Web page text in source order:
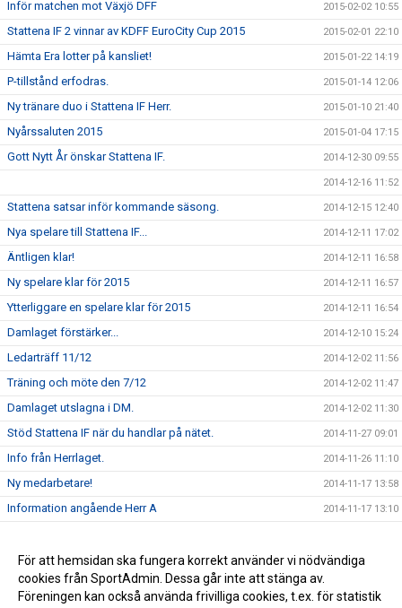
Inför matchen mot Växjö DFF 2015-02-02 10:55
Stattena IF 2 vinnar av KDFF EuroCity Cup 2015 2015-02-01 22:10
Hämta Era lotter på kansliet! 2015-01-22 14:19
P-tillstånd erfodras. 2015-01-14 12:06
Ny tränare duo i Stattena IF Herr. 2015-01-10 21:40
Nyårssaluten 2015 2015-01-04 17:15
Gott Nytt År önskar Stattena IF. 2014-12-30 09:55
2014-12-16 11:52
Stattena satsar inför kommande säsong. 2014-12-15 12:40
Nya spelare till Stattena IF... 2014-12-11 17:02
Äntligen klar! 2014-12-11 16:58
Ny spelare klar för 2015 2014-12-11 16:57
Ytterliggare en spelare klar för 2015 2014-12-11 16:54
Damlaget förstärker... 2014-12-10 15:24
Ledarträff 11/12 2014-12-02 11:56
Träning och möte den 7/12 2014-12-02 11:47
Damlaget utslagna i DM. 2014-12-02 11:30
Stöd Stattena IF när du handlar på nätet. 2014-11-27 09:01
Info från Herrlaget. 2014-11-26 11:10
Ny medarbetare! 2014-11-17 13:58
Information angående Herr A 2014-11-17 13:10
Stöd Stattena IF:s ungdomar genom Svenska Spel 2014-02-03 08:30
Stattena IF på väg mot toppen 2014-01-01 08:54
För att hemsidan ska fungera korrekt använder vi nödvändiga
cookies från SportAdmin. Dessa går inte att stänga av.
Föreningen kan också använda frivilliga cookies, t.ex. för statistik